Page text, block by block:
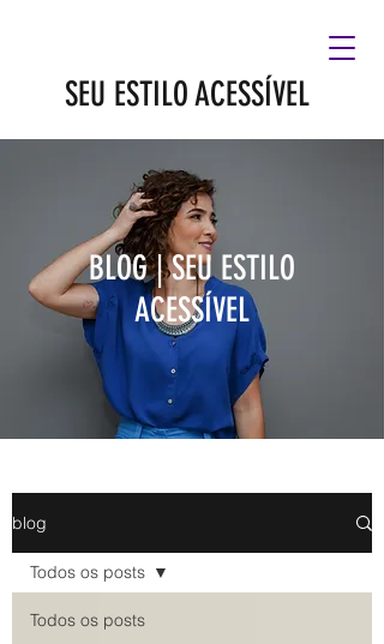
SEU ESTILO ACESSÍVEL
BLOG | SEU ESTILO
ACESSÍVEL
blog
Todos os posts
Todos os posts